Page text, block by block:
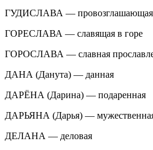
ГУДИСЛАВА — провозглашающая
ГОРЕСЛАВА — славящая в горе
ГОРОСЛАВА — славная
ДАНА (Данута) — данная
ДАРЁНА (Дарина) — подаренная
ДАРЬЯНА (Дарья) —
ДЕЛАНА — деловая